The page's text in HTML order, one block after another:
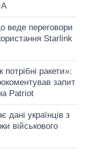
веде переговори
Starlink
ракети»:
запит
Patriot
дані українців з
військового